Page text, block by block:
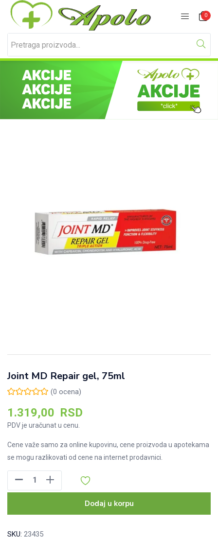
0
Prijavite se Registracija
Unesite svoje korisničko ime i lozinku za prijavu.
Joint MD Repair gel, 75ml
(0 ocena)
1.319,00 RSD
PDV je uračunat u cenu.
Cene važe samo za online kupovinu, cene proizvoda u apotekama
se mogu razlikovati od cene na internet prodavnici.
MD
gel,
Dodaj u korpu
SKU: 23435